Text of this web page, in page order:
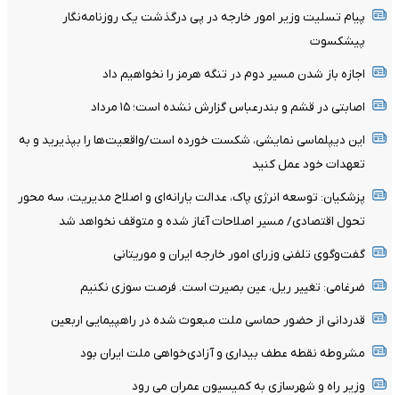
پیام تسلیت وزیر امور خارجه در پی درگذشت یک روزنامه‌نگار
پیشکسوت
اجازه باز شدن مسیر دوم در تنگه هرمز را نخواهیم داد
اصابتی در قشم و بندرعباس گزارش نشده است؛ ۱۵ مرداد
این دیپلماسی نمایشی، شکست خورده است/واقعیت‌ها را بپذیرید و به
تعهدات خود عمل کنید
پزشکیان: توسعه انرژی پاک، عدالت یارانه‌ای و اصلاح مدیریت، سه محور
تحول اقتصادی/ مسیر اصلاحات آغاز شده و متوقف نخواهد شد
گفت‌وگوی تلفنی وزرای امور خارجه ایران و موریتانی
ضرغامی: تغییر ریل، عین بصیرت است. فرصت سوزی نکنیم
قدردانی از حضور حماسی ملت مبعوث شده در راهپیمایی اربعین
مشروطه نقطه عطف بیداری و آزادی‌خواهی ملت ایران بود
وزیر راه و شهرسازی به کمیسیون عمران می رود